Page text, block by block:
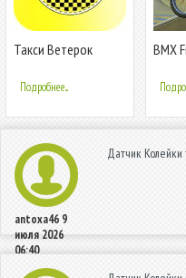
Такси Ветерок
Подробнее...
BMX
antoxa46 9
июля 2026
06:40
Датчик